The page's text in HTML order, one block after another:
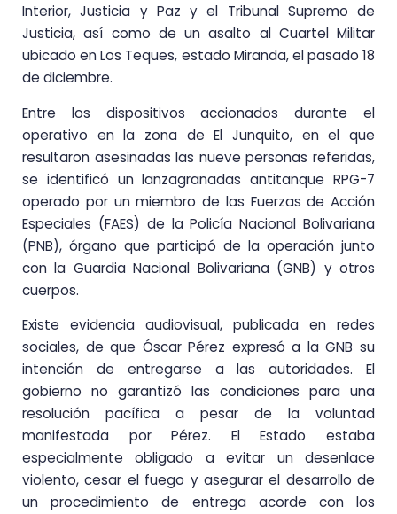
Interior, Justicia y Paz y el Tribunal Supremo de
Justicia, así como de un asalto al Cuartel Militar
ubicado en Los Teques, estado Miranda, el pasado 18
de diciembre.
Entre los dispositivos accionados durante el
operativo en la zona de El Junquito, en el que
resultaron asesinadas las nueve personas referidas,
se identificó un lanzagranadas antitanque RPG-7
operado por un miembro de las Fuerzas de Acción
Especiales (FAES) de la Policía Nacional Bolivariana
(PNB), órgano que participó de la operación junto
con la Guardia Nacional Bolivariana (GNB) y otros
cuerpos.
Existe evidencia audiovisual, publicada en redes
sociales, de que Óscar Pérez expresó a la GNB su
intención de entregarse a las autoridades. El
gobierno no garantizó las condiciones para una
resolución pacífica a pesar de la voluntad
manifestada por Pérez. El Estado estaba
especialmente obligado a evitar un desenlace
violento, cesar el fuego y asegurar el desarrollo de
un procedimiento de entrega acorde con los